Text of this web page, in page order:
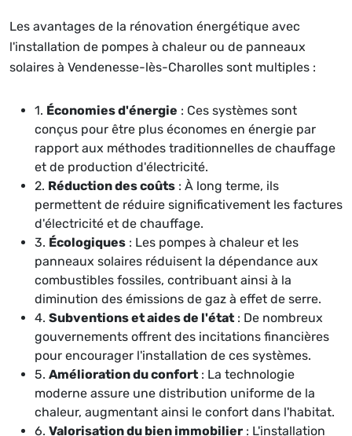
Les avantages de la rénovation énergétique avec
l'installation de pompes à chaleur ou de panneaux
solaires à Vendenesse-lès-Charolles sont multiples :
1. Économies d'énergie : Ces systèmes sont
conçus pour être plus économes en énergie par
rapport aux méthodes traditionnelles de chauffage
et de production d'électricité.
2. Réduction des coûts : À long terme, ils
permettent de réduire significativement les factures
d'électricité et de chauffage.
3. Écologiques : Les pompes à chaleur et les
panneaux solaires réduisent la dépendance aux
combustibles fossiles, contribuant ainsi à la
diminution des émissions de gaz à effet de serre.
4. Subventions et aides de l'état : De nombreux
gouvernements offrent des incitations financières
pour encourager l'installation de ces systèmes.
5. Amélioration du confort : La technologie
moderne assure une distribution uniforme de la
chaleur, augmentant ainsi le confort dans l'habitat.
6. Valorisation du bien immobilier : L'installation